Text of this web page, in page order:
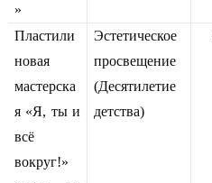
»
Пластили
новая
мастерска
я «Я, ты и
всё
вокруг!»
Эстетическое
просвещение
(Десятилетие
детства)